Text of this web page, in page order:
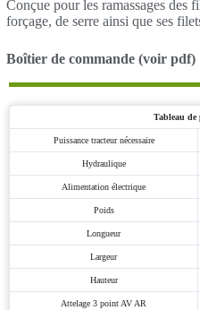
Conçue pour les ramassages des
forçage, de serre ainsi que ses
Boîtier de commande (voir pdf)
Tableau de
Puissance tracteur nécessaire
Hydraulique
Alimentation électrique
Poids
Longueur
Largeur
Hauteur
Attelage 3 point AV AR